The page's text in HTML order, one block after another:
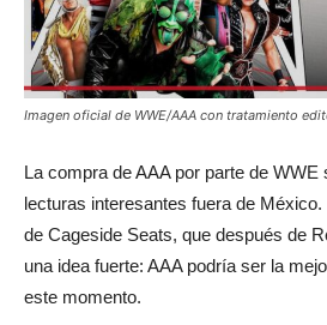
Imagen oficial de WWE/AAA con tratamiento
La compra de AAA por parte de WWE
lecturas interesantes fuera de
de Cageside Seats, que después de
una idea fuerte: AAA podría ser la
este momento.